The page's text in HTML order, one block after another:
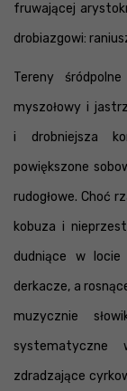
fruwającej
drobiazgowi:
Tereny
myszołowy i
i drobniejsza
powiększone
rudogłowe. Choć
kobuza i
dudniące w locie
derkacze, a
muzycznie
systematyczne
zdradzające